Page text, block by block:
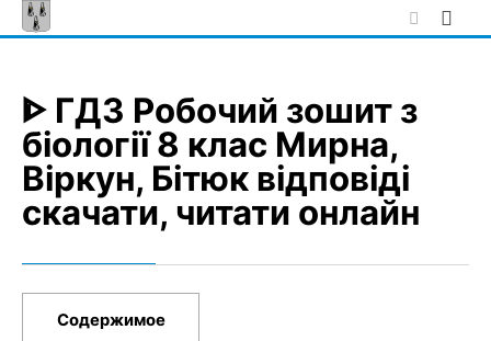
Skip
to
ᐈ ГДЗ Робочий зошит з
біології 8 клас Мирна,
Віркун, Бітюк відповіді
скачати, читати онлайн
Содержимое